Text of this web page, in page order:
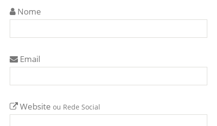
Nome
Email
Website ou Rede Social